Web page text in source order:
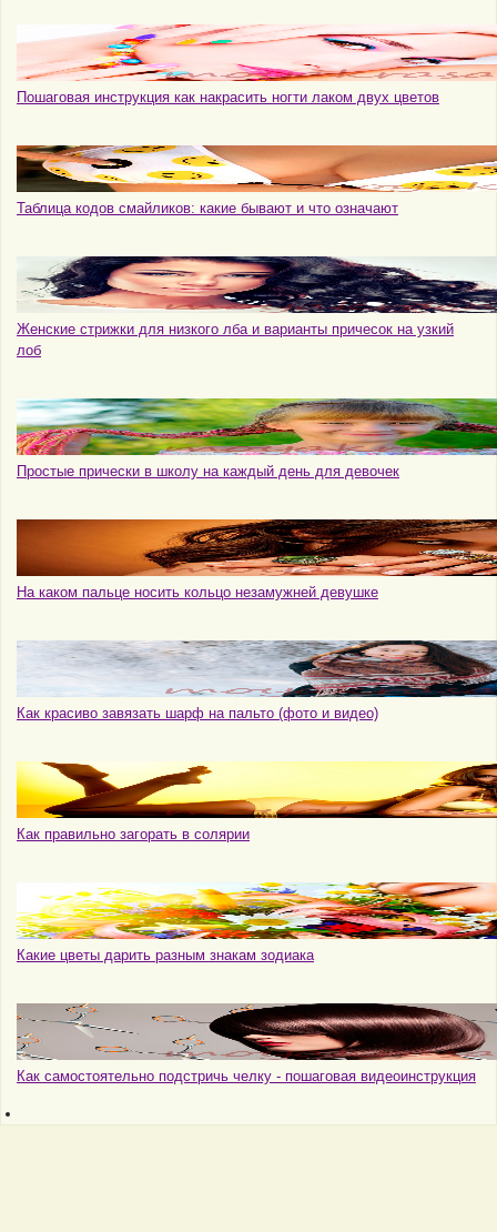
Пошаговая инструкция как накрасить ногти лаком двух цветов
Таблица кодов смайликов: какие бывают и что означают
Женские стрижки для низкого лба и варианты причесок на узкий
лоб
Простые прически в школу на каждый день для девочек
На каком пальце носить кольцо незамужней девушке
Как красиво завязать шарф на пальто (фото и видео)
Как правильно загорать в солярии
Какие цветы дарить разным знакам зодиака
Как самостоятельно подстричь челку - пошаговая видеоинструкция